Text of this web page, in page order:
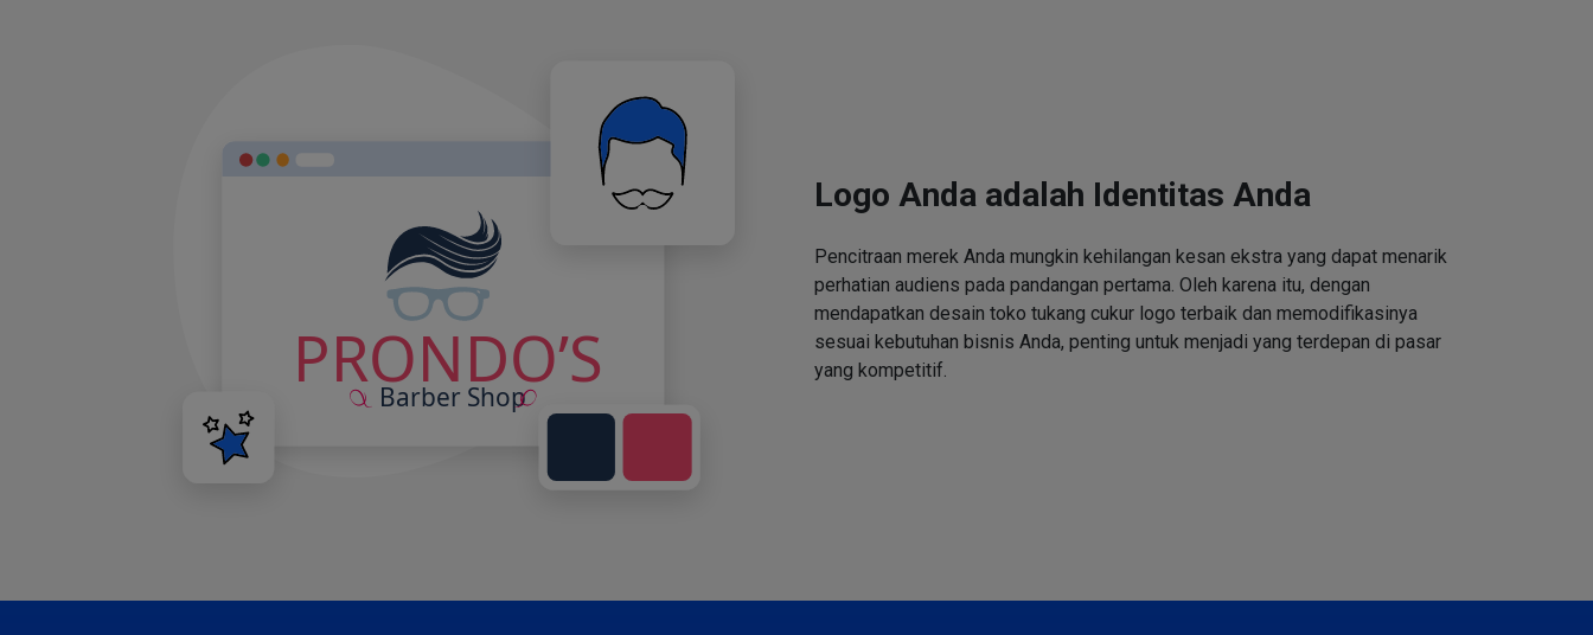
Logo Anda adalah Identitas Anda
Pencitraan merek Anda mungkin kehilangan kesan ekstra yang dapat menarik
perhatian audiens pada pandangan pertama. Oleh karena itu, dengan
mendapatkan desain toko tukang cukur logo terbaik dan memodifikasinya
sesuai kebutuhan bisnis Anda, penting untuk menjadi yang terdepan di pasar
yang kompetitif.